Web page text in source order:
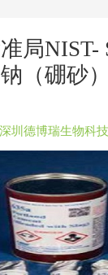
局NIST-
（硼砂
深圳德博瑞生物科